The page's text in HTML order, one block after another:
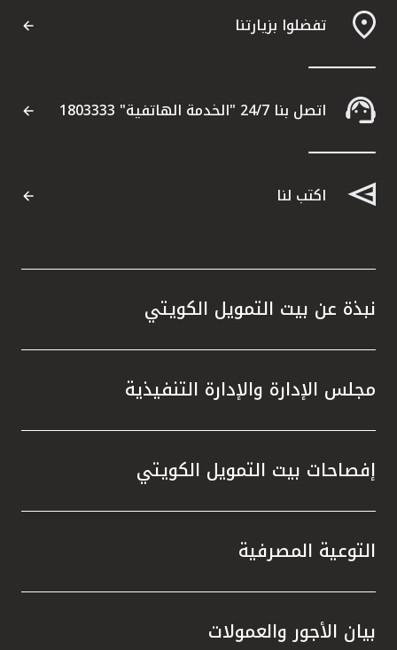
تفضلوا بزيارتنا
اتصل بنا 24/7 "الخدمة الهاتفية" 1803333
اكتب لنا
نبذة عن بيت التمويل الكويتي
مجلس الإدارة والإدارة التنفيذية
إفصاحات بيت التمويل الكويتي
التوعية المصرفية
بيان الأجور والعمولات